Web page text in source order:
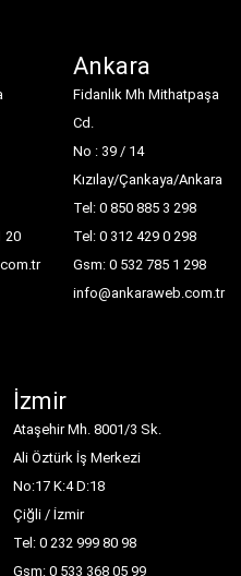
20
Ankara
Fidanlık Mh Mithatpaşa
Cd.
No : 39 / 14
Kızılay/Çankaya/Ankara
Tel: 0 850 885 3 298
Tel: 0 312 429 0 298
Gsm: 0 532 785 1 298
info@ankaraweb.com.tr
İzmir
Ataşehir Mh. 8001/3 Sk.
Ali Öztürk İş Merkezi
No:17 K:4 D:18
Çiğli / İzmir
Tel: 0 232 999 80 98
Gsm: 0 533 368 05 99